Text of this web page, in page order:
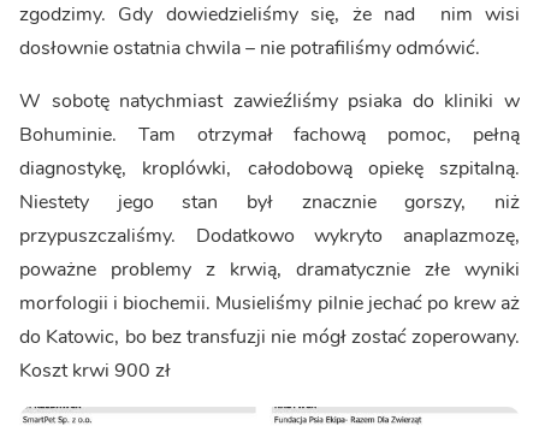
zgodzimy. Gdy dowiedzieliśmy się, że nad nim wisi
dosłownie ostatnia chwila – nie potrafiliśmy odmówić.
W sobotę natychmiast zawieźliśmy psiaka do kliniki w
Bohuminie. Tam otrzymał fachową pomoc, pełną
diagnostykę, kroplówki, całodobową opiekę szpitalną.
Niestety jego stan był znacznie gorszy, niż
przypuszczaliśmy. Dodatkowo wykryto anaplazmozę,
poważne problemy z krwią, dramatycznie złe wyniki
morfologii i biochemii. Musieliśmy pilnie jechać po krew aż
do Katowic, bo bez transfuzji nie mógł zostać zoperowany.
Koszt krwi 900 zł